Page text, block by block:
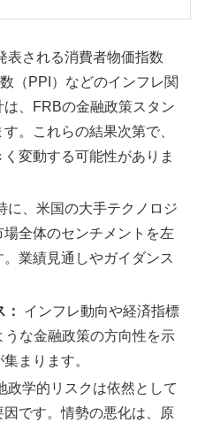
表される消費者物価指数
（PPI）などのインフレ関
、FRBの金融政策スタン
。これらの結果次第で、
変動する可能性がありま
に、米国の大手テクノロジ
全体のセンチメントを左
業績見通しやガイダンス
インフレ動向や経済指標
な金融政策の方向性を示
まります。
政学的リスクは依然として
です。情勢の悪化は、原